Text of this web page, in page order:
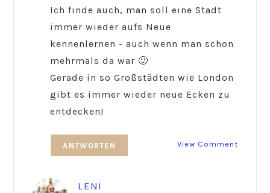
Ich finde auch, man soll eine Stadt
immer wieder aufs Neue
kennenlernen - auch wenn man schon
mehrmals da war 🙂
Gerade in so Großstädten wie London
gibt es immer wieder neue Ecken zu
entdecken!
View Comment
ANTWORTEN
LENI